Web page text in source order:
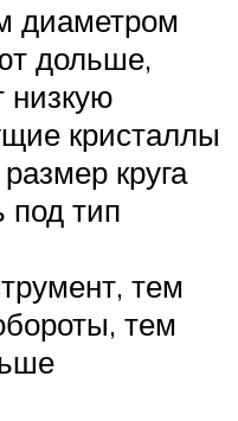
диаметром
дольше,
низкую
кристаллы
круга
под тип
тем
тем